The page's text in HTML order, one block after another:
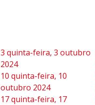
3 quinta-feira, 3 outubro
2024
10 quinta-feira, 10
outubro 2024
17quinta-feira, 17